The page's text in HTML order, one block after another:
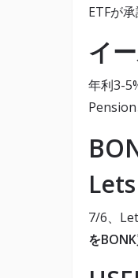
ETFが承
イ
年利3-
Pension
7/6、
を